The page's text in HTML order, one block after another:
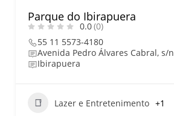
Parque do Ibirapuera
0.0(0)
55 11 5573-4180
Avenida Pedro Álvares Cabral, s/n
Ibirapuera
Lazer e Entretenimento +1